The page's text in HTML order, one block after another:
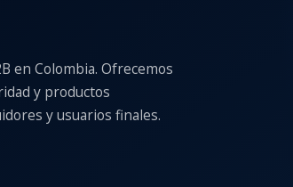
en Colombia. Ofrecemos
y productos
y usuarios finales.